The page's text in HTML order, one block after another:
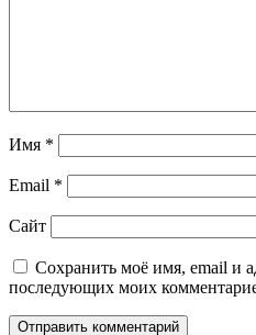
Имя *
Email *
Сайт
Сохранить моё имя, email и
последующих моих